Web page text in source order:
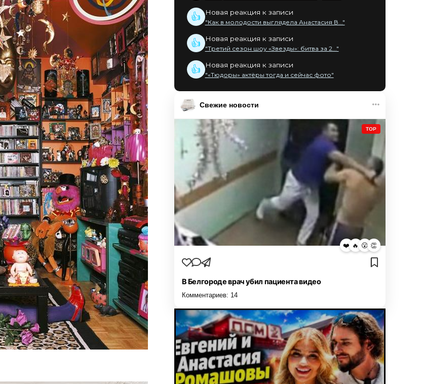
👍 Новая реакция к записи
"Как в молодости выглядела Анастасия В..."
👍 Новая реакция к записи
"Третий сезон шоу «Звезды»: битва за 2..."
👍 Новая реакция к записи
"«Тюдоры» актёры тогда и сейчас фото"
Свежие новости
TOP
❤️ 🔥 😮 👏
В Белгороде врач убил пациента видео
Комментариев: 14